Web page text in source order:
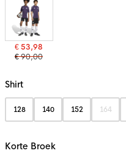
€ 53,98
€ 90,00
Shirt
128 140 152 164
Korte Broek